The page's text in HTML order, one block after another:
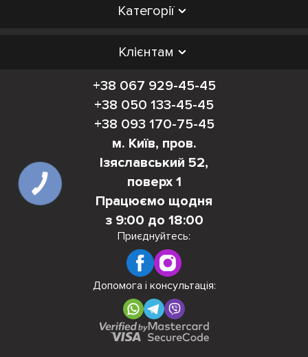
Категорії
Клієнтам
+38 067 929-45-45
+38 050 133-45-45
+38 093 170-75-45
м. Київ, пров.
Ізяславський 52,
поверх 1
Працюємо щодня
з 9:00 до 18:00
Приєднуйтесь:
Допомога і консультація: